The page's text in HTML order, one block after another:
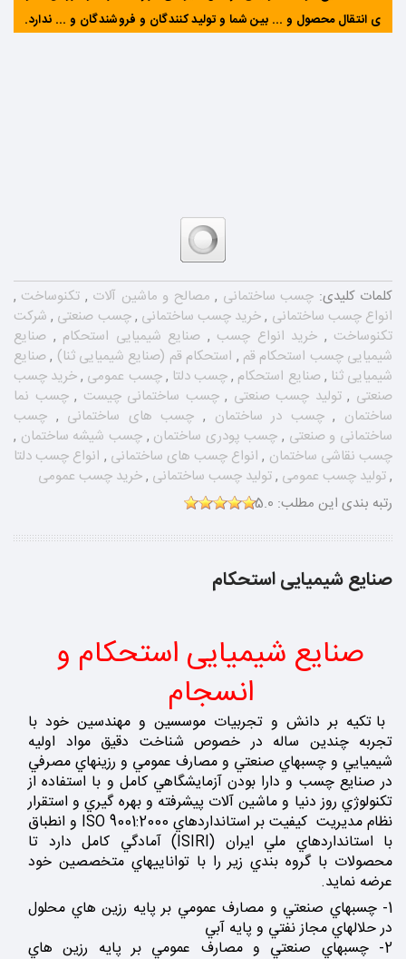
ی انتقال محصول و ... بین شما و تولید کنندگان و فروشندگان و ... ندارد.
کلمات کلیدی: چسب ساختمانی , مصالح و ماشین آلات , تکنوساخت ,
انواع چسب ساختمانی ,خرید چسب ساختمانی ,چسب صنعتی , شرکت
تکنوساخت , خرید انواع چسب , صنایع شیمیایی استحکام , صنایع
شیمیایی چسب استحکام قم , استحکام قم (صنایع شیمیایی ثنا) ,صنایع
شیمیایی ثنا ,صنایع استحکام ,چسب دلتا ,چسب عمومی ,خرید چسب
صنعتی ,تولید چسب صنعتی ,چسب ساختمانی چیست ,چسب نما
ساختمان ,چسب در ساختمان , چسب های ساختمانی , چسب
ساختمانی و صنعتی , چسب پودری ساختمان ,چسب شیشه ساختمان ,
چسب نقاشی ساختمان , انواع چسب های ساختمانی , انواع چسب دلتا
,تولید چسب عمومی ,تولید چسب ساختمانی ,خرید چسب عمومی
رتبه بندی این مطلب: 5.0
صنایع شیمیایی استحکام
صنایع شیمیایی استحکام و
انسجام
با تكيه بر دانش و تجربيات موسسين و مهندسين خود با
تجربه چندين ساله در خصوص شناخت دقيق مواد اوليه
شيميايي و چسبهاي صنعتي و مصارف عمومي و رزينهاي مصرفي
در صنايع چسب و دارا بودن آزمايشگاهي كامل و با استفاده از
تكنولوژي روز دنيا و ماشين آلات پيشرفته و بهره گيري و استقرار
نظام مديريت كيفيت بر استانداردهاي ISO 9001:2000 و انطباق
با استانداردهاي ملي ايران (ISIRI) آمادگي كامل دارد تا
محصولات با گروه بندي زير را با تواناييهاي متخصصين خود
عرضه نمايد.
1- چسبهاي صنعتي و مصارف عمومي بر پايه رزين هاي محلول
در حلالهاي مجاز نفتي و پايه آبي
2- چسبهاي صنعتي و مصارف عمومي بر پايه رزين هاي